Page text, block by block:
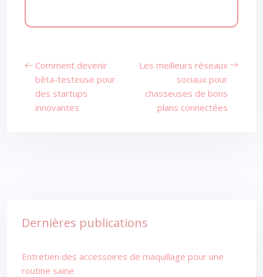
Comment devenir
bêta-testeuse pour
des startups
innovantes
Les meilleurs réseaux
sociaux pour
chasseuses de bons
plans connectées
Dernières publications
Entretien des accessoires de maquillage pour une
routine saine